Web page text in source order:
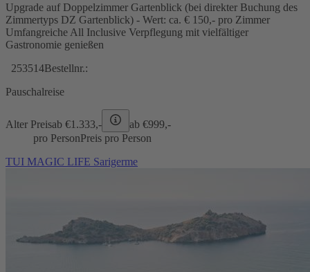
Upgrade auf Doppelzimmer Gartenblick (bei direkter Buchung des
Zimmertyps DZ Gartenblick) - Wert: ca. € 150,- pro Zimmer
Umfangreiche All Inclusive Verpflegung mit vielfältiger
Gastronomie genießen
253514Bestellnr.:
Pauschalreise
Alter Preisab €1.333,- ab €999,-
pro PersonPreis pro Person
TUI MAGIC LIFE Sarigerme